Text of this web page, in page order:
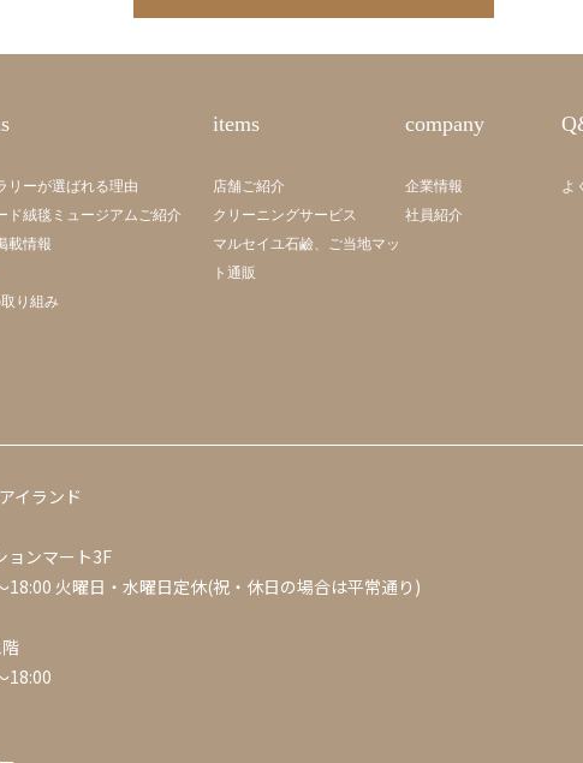
リーが選ばれる理由
ド絨毯ミュージアムご紹介
載情報
り組み
items
店舗ご紹介
クリーニングサービス
マルセイユ石鹼、ご当地マッ
ト通販
company
企業情報
社員紹介
よ
イランド
ョンマート3F
18:00 火曜日・水曜日定休(祝・休日の場合は平常通り)
18:00